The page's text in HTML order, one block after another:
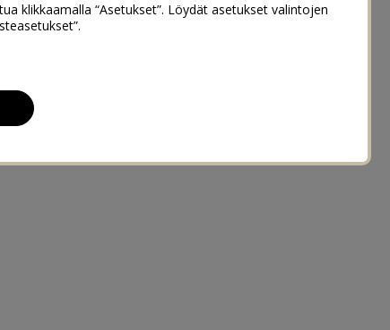
klikkaamalla “Asetukset”. Löydät asetukset valintojen